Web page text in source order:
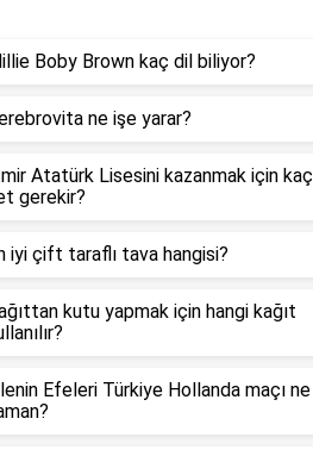
Boby Brown kaç dil biliyor?
ne işe yarar?
Atatürk Lisesini kazanmak için kaç
gerekir?
iyi çift taraflı tava hangisi?
kutu yapmak için hangi kağıt
Efeleri Türkiye Hollanda maçı ne